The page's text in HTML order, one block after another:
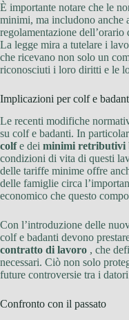
È importante notare che le
minimi, ma includono anche
regolamentazione
La legge mira a tutelare i
che ricevano non solo un
riconosciuti i loro diritti e le
Implicazioni per colf e
Le recenti modifiche
su colf e badanti. In
colfe dei minimi retributivi
condizioni di vita di questi
delle tariffe minime offre
delle famiglie circa
economico che questo
Con l’introduzione delle
colf e badanti devono
contratto di lavoro , che
necessari. Ciò non solo
future controversie tra i
Confronto con il passato